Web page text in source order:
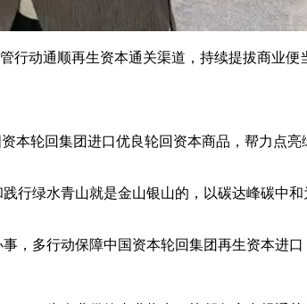
动通顺再生资本通关渠道，持续提拔商业便
轮回集团进口优良轮回资本商品，帮力点
绿水青山就是金山银山的，以碳达峰碳中
多行动保障中国资本轮回集团再生资本进口